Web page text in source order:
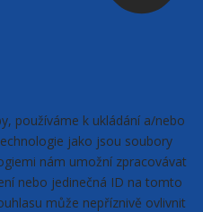
používáme k ukládání a/nebo
jako jsou soubory
nám umožní zpracovávat
nebo jedinečná ID na tomto
může nepříznivě ovlivnit